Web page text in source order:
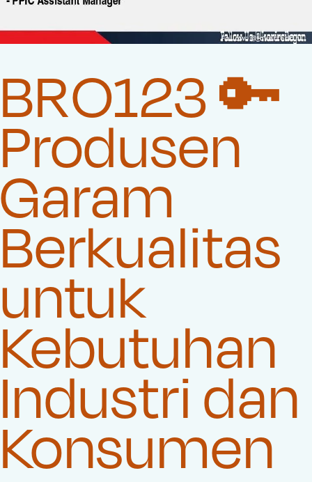
BRO123 🔑
Produsen
Garam
Berkualitas
untuk
Kebutuhan
Industri dan
Konsumen